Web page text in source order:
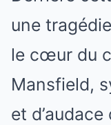
une
le cœur du
Mansfield,
et